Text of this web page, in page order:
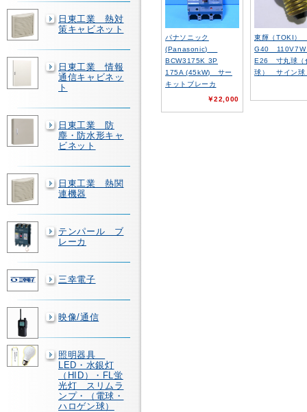
日東工業 熱対
策キャビネット
日東工業 情報
通信キャビネッ
ト
日東工業 防
塵・防水形キャ
ビネット
日東工業 熱関
連機器
テンパール ブ
レーカ
三幸電子
映像/通信
照明器具
LED・水銀灯
（HID）・FL蛍
光灯 スリムラ
ンプ・（電球・
ハロゲン球）
パナソニック
(Panasonic)
BCW3175K 3P
175A (45kW) サー
キットブレーカ
￥22,000
東輝（TOKI
G40
E26 寸丸球（
球） サイン